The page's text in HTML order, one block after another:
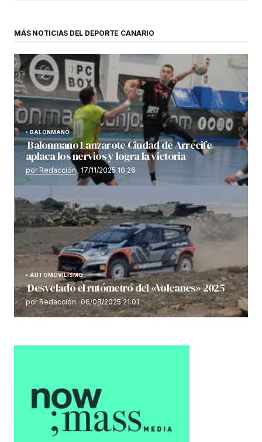
MÁS NOTICIAS DEL DEPORTE CANARIO
BALONMANO
Balonmano Lanzarote Ciudad de Arrecife
aplaca los nervios y logra la victoria
por Redacción 17/11/2025 10:26
AUTOMOVILISMO
Desvelado el rutómetro del «Volcanes» 2025
por Redacción 06/08/2025 21:01